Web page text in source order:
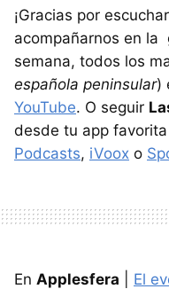
¡Gracias por
acompañarnos en la
semana, todos los
española peninsular)
YouTube. O seguir
desde tu app
Podcasts, iVoox o
En Applesfera
El